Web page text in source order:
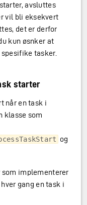
avsluttes
vil bli eksekvert
det er derfor
kun øsnker at
tasker.
starter
når en task i
klasse som
og
implementerer
gang en task i